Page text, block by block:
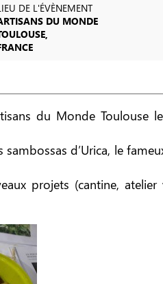
DE L'ÉVÈNEMENT
DU MONDE
du Monde Toulouse
d’Urica, le
projets (cantine, atelier